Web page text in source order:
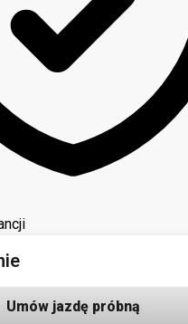
Umów jazdę próbną